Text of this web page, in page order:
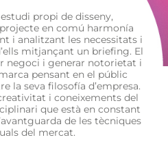
propi de disseny,
en comú harmonía
i analitzant les necessitats i
mitjançant un briefing. El
negoci i generar notorietat i
pensant en el públic
la seva filosofía d’empresa.
i coneixements del
que està en constant
de les tècniques
del mercat.